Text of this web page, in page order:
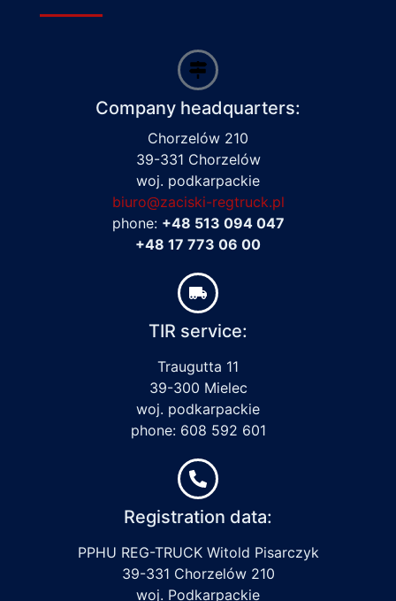
Company headquarters:
Chorzelów 210
39-331 Chorzelów
woj. podkarpackie
biuro@zaciski-regtruck.pl
phone: +48 513 094 047
+48 17 773 06 00
TIR service:
Traugutta 11
39-300 Mielec
woj. podkarpackie
phone: 608 592 601
Registration data:
PPHU REG-TRUCK Witold Pisarczyk
39-331 Chorzelów 210
woj. Podkarpackie